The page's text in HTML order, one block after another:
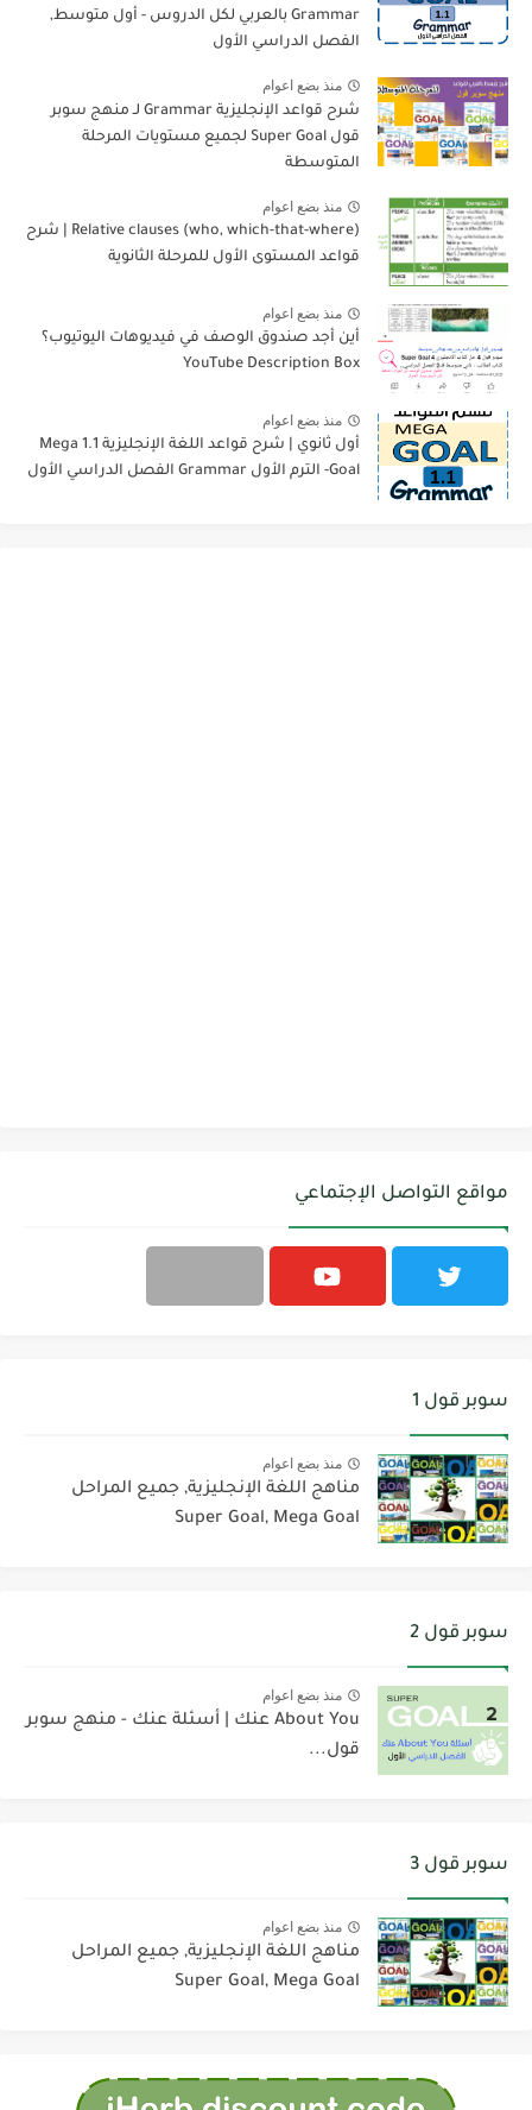
Grammar بالعربي لكل الدروس - أول متوسط,
الفصل الدراسي الأول
منذ بضع اعوام
شرح قواعد الإنجليزية Grammar لـ منهج سوبر
قول Super Goal لجميع مستويات المرحلة
المتوسطة
منذ بضع اعوام
Relative clauses (who, which-that-where) | شرح
قواعد المستوى الأول للمرحلة الثانوية
منذ بضع اعوام
أين أجد صندوق الوصف في فيديوهات اليوتيوب؟
YouTube Description Box
منذ بضع اعوام
أول ثانوي | شرح قواعد اللغة الإنجليزية 1.1 Mega
Goal- الترم الأول Grammar الفصل الدراسي الأول
مواقع التواصل الإجتماعي
سوبر قول 1
منذ بضع اعوام
مناهج اللغة الإنجليزية, جميع المراحل
Super Goal, Mega Goal
سوبر قول 2
منذ بضع اعوام
About You عنك | أسئلة عنك - منهج سوبر
قول...
سوبر قول 3
منذ بضع اعوام
مناهج اللغة الإنجليزية, جميع المراحل
Super Goal, Mega Goal